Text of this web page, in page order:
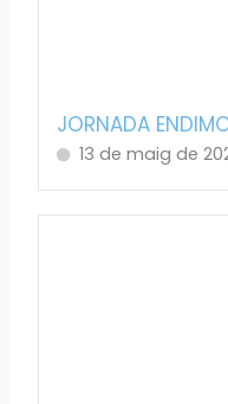
JORNADA
13 de maig de